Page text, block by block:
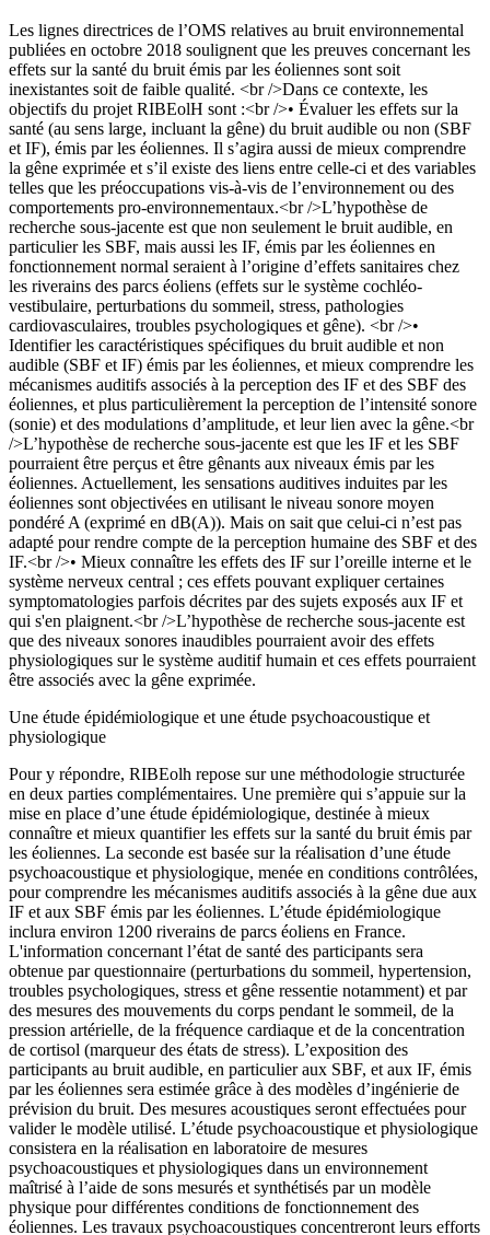
Les lignes directrices de l’OMS relatives au bruit environnemental
publiées en octobre 2018 soulignent que les preuves concernant les
effets sur la santé du bruit émis par les éoliennes sont soit
inexistantes soit de faible qualité. <br />Dans ce contexte, les
objectifs du projet RIBEolH sont :<br />• Évaluer les effets sur la
santé (au sens large, incluant la gêne) du bruit audible ou non (SBF
et IF), émis par les éoliennes. Il s’agira aussi de mieux comprendre
la gêne exprimée et s’il existe des liens entre celle-ci et des variables
telles que les préoccupations vis-à-vis de l’environnement ou des
comportements pro-environnementaux.<br />L’hypothèse de
recherche sous-jacente est que non seulement le bruit audible, en
particulier les SBF, mais aussi les IF, émis par les éoliennes en
fonctionnement normal seraient à l’origine d’effets sanitaires chez
les riverains des parcs éoliens (effets sur le système cochléo-
vestibulaire, perturbations du sommeil, stress, pathologies
cardiovasculaires, troubles psychologiques et gêne). <br />•
Identifier les caractéristiques spécifiques du bruit audible et non
audible (SBF et IF) émis par les éoliennes, et mieux comprendre les
mécanismes auditifs associés à la perception des IF et des SBF des
éoliennes, et plus particulièrement la perception de l’intensité sonore
(sonie) et des modulations d’amplitude, et leur lien avec la gêne.<br
/>L’hypothèse de recherche sous-jacente est que les IF et les SBF
pourraient être perçus et être gênants aux niveaux émis par les
éoliennes. Actuellement, les sensations auditives induites par les
éoliennes sont objectivées en utilisant le niveau sonore moyen
pondéré A (exprimé en dB(A)). Mais on sait que celui-ci n’est pas
adapté pour rendre compte de la perception humaine des SBF et des
IF.<br />• Mieux connaître les effets des IF sur l’oreille interne et le
système nerveux central ; ces effets pouvant expliquer certaines
symptomatologies parfois décrites par des sujets exposés aux IF et
qui s'en plaignent.<br />L’hypothèse de recherche sous-jacente est
que des niveaux sonores inaudibles pourraient avoir des effets
physiologiques sur le système auditif humain et ces effets pourraient
être associés avec la gêne exprimée.
Une étude épidémiologique et une étude psychoacoustique et
physiologique
Pour y répondre, RIBEolh repose sur une méthodologie structurée
en deux parties complémentaires. Une première qui s’appuie sur la
mise en place d’une étude épidémiologique, destinée à mieux
connaître et mieux quantifier les effets sur la santé du bruit émis par
les éoliennes. La seconde est basée sur la réalisation d’une étude
psychoacoustique et physiologique, menée en conditions contrôlées,
pour comprendre les mécanismes auditifs associés à la gêne due aux
IF et aux SBF émis par les éoliennes. L’étude épidémiologique
inclura environ 1200 riverains de parcs éoliens en France.
L'information concernant l’état de santé des participants sera
obtenue par questionnaire (perturbations du sommeil, hypertension,
troubles psychologiques, stress et gêne ressentie notamment) et par
des mesures des mouvements du corps pendant le sommeil, de la
pression artérielle, de la fréquence cardiaque et de la concentration
de cortisol (marqueur des états de stress). L’exposition des
participants au bruit audible, en particulier aux SBF, et aux IF, émis
par les éoliennes sera estimée grâce à des modèles d’ingénierie de
prévision du bruit. Des mesures acoustiques seront effectuées pour
valider le modèle utilisé. L’étude psychoacoustique et physiologique
consistera en la réalisation en laboratoire de mesures
psychoacoustiques et physiologiques dans un environnement
maîtrisé à l’aide de sons mesurés et synthétisés par un modèle
physique pour différentes conditions de fonctionnement des
éoliennes. Les travaux psychoacoustiques concentreront leurs efforts